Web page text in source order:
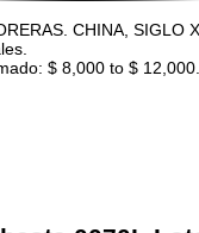
CHINA, SIGLO
$ 8,000 to $ 12,000.